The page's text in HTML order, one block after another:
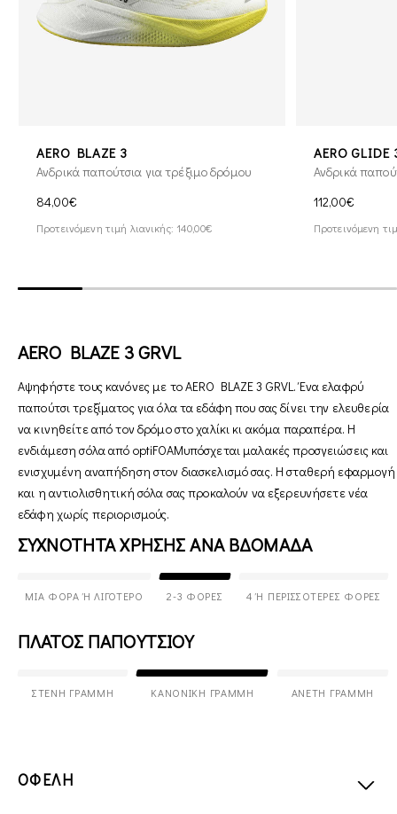
AERO BLAZE 3
Ανδρικά παπούτσια για τρέξιμο δρόμου
84,00€
Προτεινόμενη τιμή λιανικής: 140,00€
AERO GLIDE
Ανδρικά
112,00€
Προτεινόμενη
AERO BLAZE 3 GRVL
Αψηφήστε τους κανόνες με το AERO BLAZE 3 GRVL. Ένα ελαφρύ
παπούτσι τρεξίματος για όλα τα εδάφη που σας δίνει την ελευθερία
να κινηθείτε από τον δρόμο στο χαλίκι κι ακόμα παραπέρα. Η
ενδιάμεση σόλα από optiFOAMυπόσχεται μαλακές προσγειώσεις και
ενισχυμένη αναπήδηση στον διασκελισμό σας. Η σταθερή εφαρμογή
και η αντιολισθητική σόλα σας προκαλούν να εξερευνήσετε νέα
εδάφη χωρίς περιορισμούς.
ΣΥΧΝΟΤΗΤΑ ΧΡΗΣΗΣ ΑΝΑ ΒΔΟΜΑΔΑ
ΜΊΑ ΦΟΡΆ Ή ΛΙΓΌΤΕΡΟ 2-3 ΦΟΡΈΣ 4 Ή ΠΕΡΙΣΣΌΤΕΡΕΣ ΦΟΡΈΣ
ΠΛΑΤΟΣ ΠΑΠΟΥΤΣΙΟΥ
ΣΤΕΝΉ ΓΡΑΜΜΉ ΚΑΝΟΝΙΚΉ ΓΡΑΜΜΉ ΆΝΕΤΗ ΓΡΑΜΜΉ
ΟΦΕΛΗ